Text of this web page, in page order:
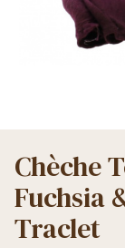
Chèche
Fuchsia
Traclet